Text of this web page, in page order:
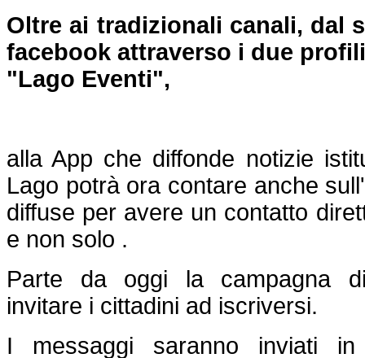
Oltre ai tradizionali canali, dal
facebook attraverso i due
"Lago Eventi",
alla App che diffonde notizie
Lago potrà ora contare anche
diffuse per avere un contatto
e non solo .
Parte da oggi la campagna
invitare i cittadini ad iscriversi.
I messaggi saranno inviati in